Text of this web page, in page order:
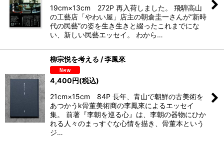
19cm×13cm 272P 再入荷しました。 飛騨高山
の工藝店「やわい屋」店主の朝倉圭一さんが“新時
代の民藝”の姿を生き生きと綴ったこれまでにな
い、新しい民藝エッセイ。 わから…
柳宗悦を考える / 李鳳來
4,400円(税込)
21cm×15cm 84P 長年、青山で朝鮮の古美術を
あつかうk骨董美術商の李鳳來によるエッセイ
集。 前著『李朝を巡る心』は、李朝の器物にひか
れる人々のまっすぐな心情を描き、骨董本という
ジ…